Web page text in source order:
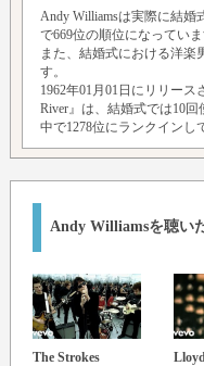
Andy Williamsは実際に結婚
で669位の順位になっていま
また、結婚式における洋楽
す。
1962年01月01日にリリー
River』は、結婚式では10
中で1278位にランクインし
Andy Williamsを聴い
The Strokes